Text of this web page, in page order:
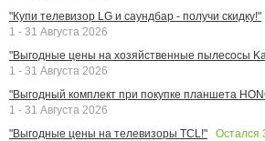
"Купи телевизор LG и саундбар - получи скидку!"
1 - 31 Августа 2026
"Выгодные цены на хозяйственные пылесосы
1 - 31 Августа 2026
"Выгодный комплект при покупке планшета
1 - 31 Августа 2026
"Выгодные цены на телевизоры TCL!"
Остался